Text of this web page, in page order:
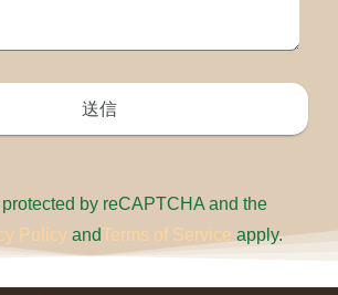
by reCAPTCHA and the
Policy andTerms of Service apply.